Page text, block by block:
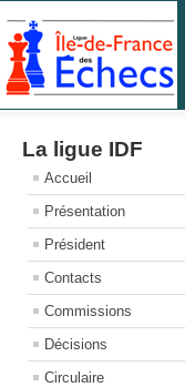
La ligue IDF
Accueil
Présentation
Président
Contacts
Commissions
Décisions
Circulaire